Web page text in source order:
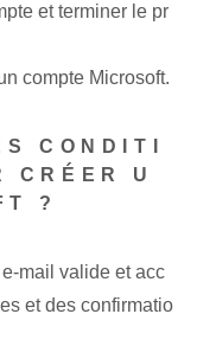
et terminer le pr
compte Microsoft.
CONDITI
CRÉER U
?
mail valide et acc
et des confirmatio